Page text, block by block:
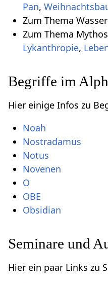
Pan,
Zum Thema
Zum Thema
Lykanthropie,
Begriffe im
Hier einige Infos zu
Noah
Nostradamus
Notus
Novenen
O
OBE
Obsidian
Seminare und
Hier ein paar Links zu